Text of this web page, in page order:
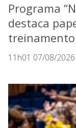
Programa
destaca
treinamento
11h01 07/08/2026